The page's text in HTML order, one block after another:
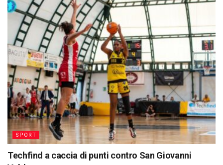
SPORT
Techfind a caccia di punti contro San Giovanni